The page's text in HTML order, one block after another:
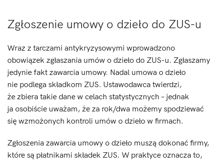
Zgłoszenie umowy o dzieło do ZUS-u
Wraz z tarczami antykryzysowymi wprowadzono
obowiązek zgłaszania umów o dzieło do ZUS-u. Zgłaszamy
jedynie fakt zawarcia umowy. Nadal umowa o dzieło
nie podlega składkom ZUS. Ustawodawca twierdzi,
że zbiera takie dane w celach statystycznych – jednak
ja osobiście uważam, że za rok/dwa możemy spodziewać
się wzmożonych kontroli umów o dzieło w firmach.
Zgłoszenia zawarcia umowy o dzieło muszą dokonać firmy,
które są płatnikami składek ZUS. W praktyce oznacza to,